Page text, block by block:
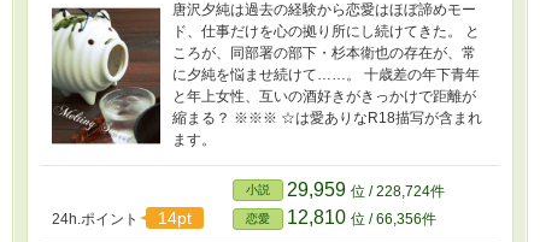
唐沢夕純は過去の経験から恋愛はほぼ諦めモー
ド、仕事だけを心の拠り所にし続けてきた。 と
ころが、同部署の部下・杉本衛也の存在が、常
に夕純を悩ませ続けて……。 十歳差の年下青年
と年上女性、互いの酒好きがきっかけで距離が
縮まる？ ※※※ ☆は愛ありなR18描写が含まれ
ます。
24h.ポイント 14pt
小説 29,959 位 / 228,724件
恋愛 12,810 位 / 66,356件